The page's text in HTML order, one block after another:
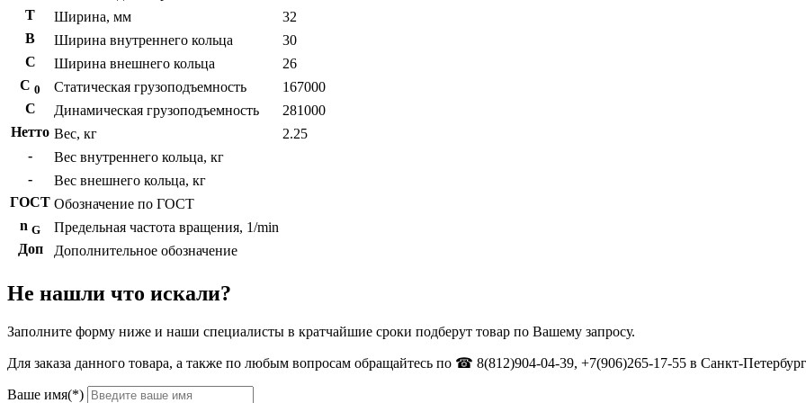
T
Ширина, мм
32
B
Ширина внутреннего кольца
30
С
Ширина внешнего кольца
26
С 0 Статическая грузоподъемность
167000
C
Динамическая грузоподъемность
281000
Нетто Вес, кг
2.25
-
Вес внутреннего кольца, кг
-
Вес внешнего кольца, кг
ГОСТ Обозначение по ГОСТ
n G
Предельная частота вращения, 1/min
Доп
Дополнительное обозначение
Не нашли что искали?
Заполните форму ниже и наши специалисты в кратчайшие сроки подберут товар по Вашему запросу.
Для заказа данного товара, а также по любым вопросам обращайтесь по ☎ 8(812)904-04-39, +7(906)265-17-55 в Санкт-
Ваше имя(*)